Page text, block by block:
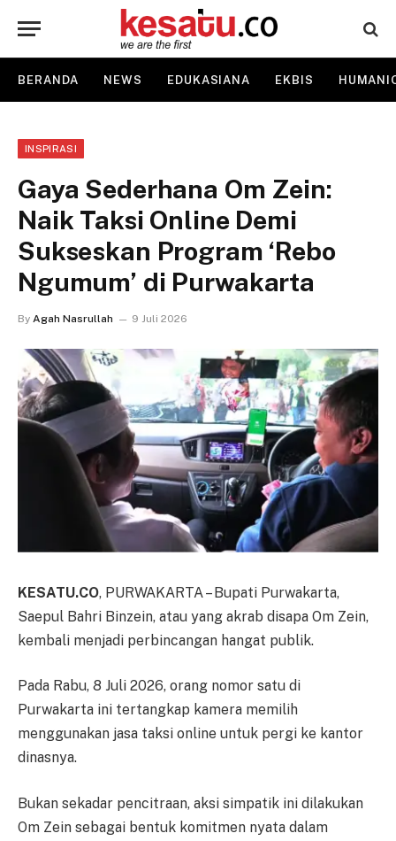
BERANDA NEWS EDUKASIANA EKBIS
INSPIRASI
Gaya Sederhana Om Zein:
Naik Taksi Online Demi
Sukseskan Program ‘Rebo
Ngumum’ di Purwakarta
By Agah Nasrullah 9 Juli 2026
KESATU.CO, PURWAKARTA – Bupati Purwakarta,
Saepul Bahri Binzein, atau yang akrab disapa Om Zein,
kembali menjadi perbincangan hangat publik.
Pada Rabu, 8 Juli 2026, orang nomor satu di
Purwakarta ini tertangkap kamera memilih
menggunakan jasa taksi online untuk pergi ke kantor
dinasnya.
Bukan sekadar pencitraan, aksi simpatik ini dilakukan
Om Zein sebagai bentuk komitmen nyata dalam